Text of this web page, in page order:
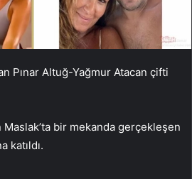
Pınar Altuğ-Yağmur Atacan çifti
bir mekanda gerçekleşen
katıldı.